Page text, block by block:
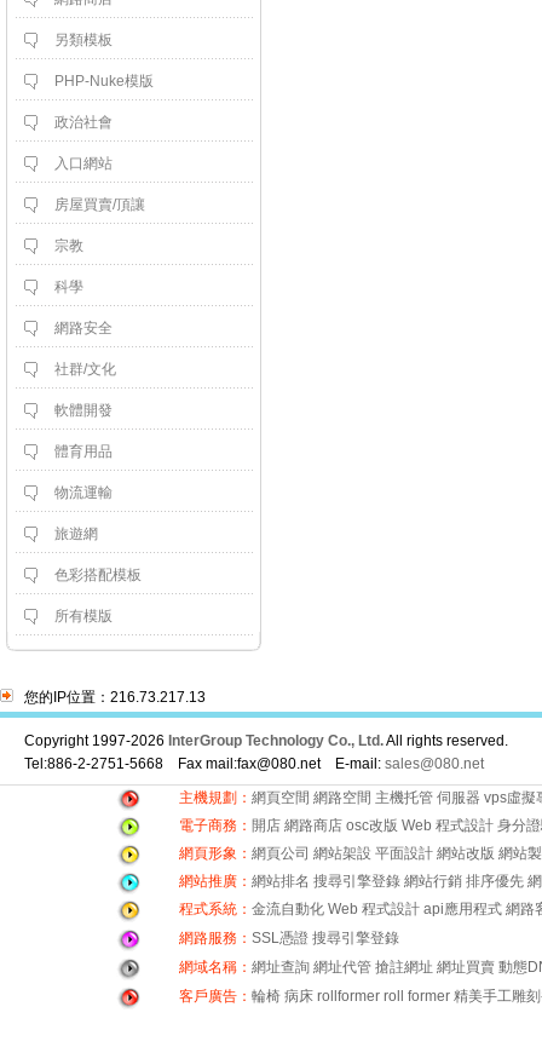
另類模板
PHP-Nuke模版
政治社會
入口網站
房屋買賣/頂讓
宗教
科學
網路安全
社群/文化
軟體開發
體育用品
物流運輸
旅遊網
色彩搭配模板
所有模版
您的IP位置：216.73.217.13
Copyright 1997-2026 InterGroup Technology Co., Ltd.All rights reserved.
Tel:886-2-2751-5668 Fax mail:fax@080.net E-mail: sales@080.net
主機規劃： 網頁空間 網路空間 主機托管 伺服器 vps虛擬
電子商務： 開店 網路商店 osc改版 Web 程式設計 身分
網頁形象： 網頁公司 網站架設 平面設計 網站改版 網站
網站推廣： 網站排名 搜尋引擎登錄 網站行銷 排序優先
程式系統： 金流自動化 Web 程式設計 api應用程式 網路
網路服務： SSL憑證 搜尋引擎登錄
網域名稱： 網址查詢 網址代管 搶註網址 網址買賣 動態
客戶廣告： 輪椅 病床 rollformer roll former 精美手工雕